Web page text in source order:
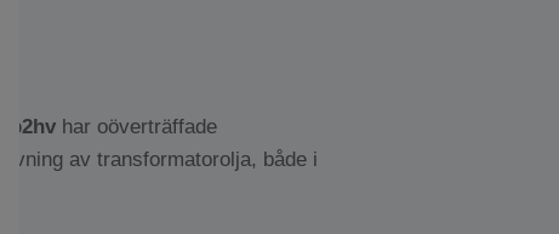
b2hv har oöverträffade
av transformatorolja, både i